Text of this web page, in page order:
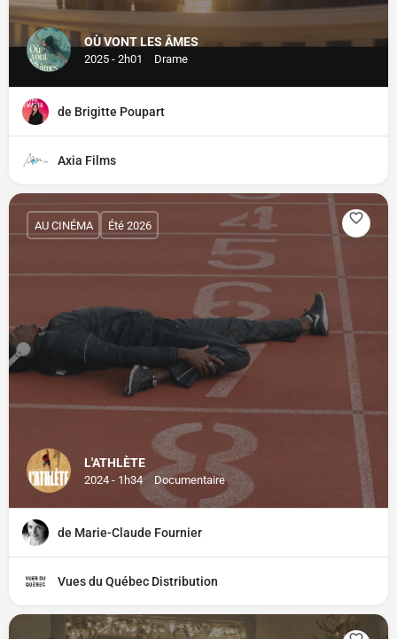
OÙ VONT LES ÂMES
2025 - 2h01 Drame
de Brigitte Poupart
Axia Films
L'ATHLÈTE
2024 - 1h34 Documentaire
AU CINÉMA Été 2026
de Marie-Claude Fournier
Vues du Québec Distribution